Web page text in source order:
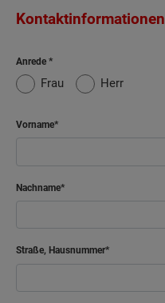
Kontaktinformationen
Anrede
Frau Herr
Vorname
Nachname
Straße, Hausnummer